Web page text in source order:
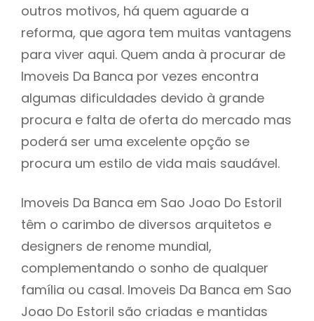
outros motivos, há quem aguarde a
reforma, que agora tem muitas vantagens
para viver aqui. Quem anda à procurar de
Imoveis Da Banca por vezes encontra
algumas dificuldades devido à grande
procura e falta de oferta do mercado mas
poderá ser uma excelente opção se
procura um estilo de vida mais saudável.
Imoveis Da Banca em Sao Joao Do Estoril
têm o carimbo de diversos arquitetos e
designers de renome mundial,
complementando o sonho de qualquer
família ou casal. Imoveis Da Banca em Sao
Joao Do Estoril são criadas e mantidas